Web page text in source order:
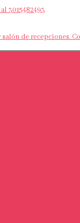
3015482493
de recepciones.